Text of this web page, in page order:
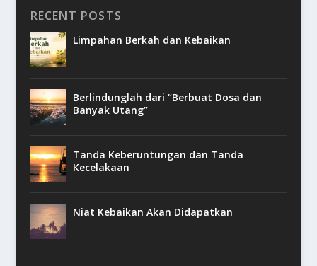
RECENT POSTS
Limpahan Berkah dan Kebaikan
Berlindunglah dari “Berbuat Dosa dan
Banyak Utang”
Tanda Keberuntungan dan Tanda
Kecelakaan
Niat Kebaikan Akan Didapatkan